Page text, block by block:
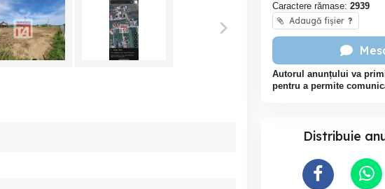
Caractere rămase: 2939
Adaugă fișier ?
Autorul anunțului va
pentru a permite
Distribuie